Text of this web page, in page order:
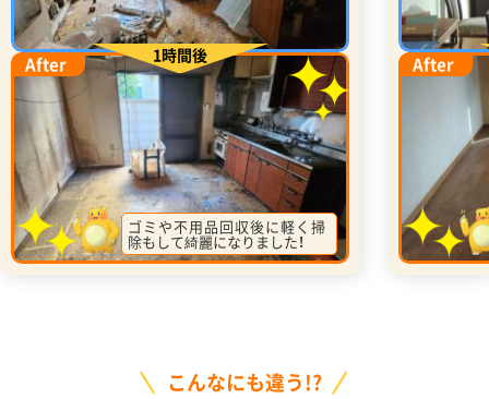
After
ゴミや不用品回収後に軽く掃
除もして綺麗になりました！
1時間後 After
こんなにも違う!?